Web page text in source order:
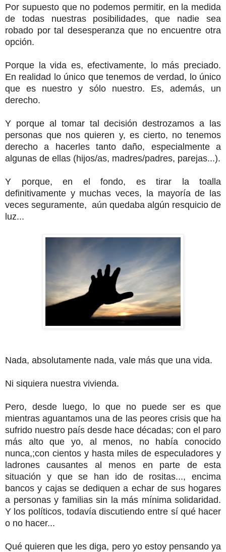
Por supuesto que no podemos permitir, en la medida
de todas nuestras posibilidades, que nadie sea
robado por tal desesperanza que no encuentre otra
opción.
Porque la vida es, efectivamente, lo más preciado.
En realidad lo único que tenemos de verdad, lo único
que es nuestro y sólo nuestro. Es, además, un
derecho.
Y porque al tomar tal decisión destrozamos a las
personas que nos quieren y, es cierto, no tenemos
derecho a hacerles tanto daño, especialmente a
algunas de ellas (hijos/as, madres/padres, parejas...).
Y porque, en el fondo, es tirar la toalla
definitivamente y muchas veces, la mayoría de las
veces seguramente, aún quedaba algún resquicio de
luz...
Nada, absolutamente nada, vale más que una vida.
Ni siquiera nuestra vivienda.
Pero, desde luego, lo que no puede ser es que
mientras aguantamos una de las peores crisis que ha
sufrido nuestro país desde hace décadas; con el paro
más alto que yo, al menos, no había conocido
nunca,;con cientos y hasta miles de especuladores y
ladrones causantes al menos en parte de esta
situación y que se han ido de rositas..., encima
bancos y cajas se dediquen a echar de sus hogares
a personas y familias sin la más mínima solidaridad.
Y los políticos, todavía discutiendo entre sí qué hacer
o no hacer...
Qué quieren que les diga, pero yo estoy pensando ya